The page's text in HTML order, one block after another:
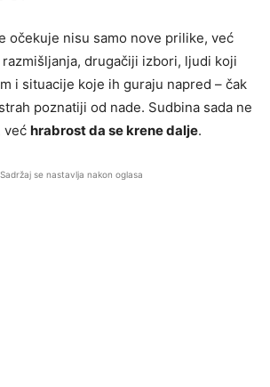
očekuje nisu samo nove prilike, već
razmišljanja, drugačiji izbori, ljudi koji
i situacije koje ih guraju napred – čak
poznatiji od nade. Sudbina sada ne
već hrabrost da se krene dalje.
Sadržaj se nastavlja nakon oglasa